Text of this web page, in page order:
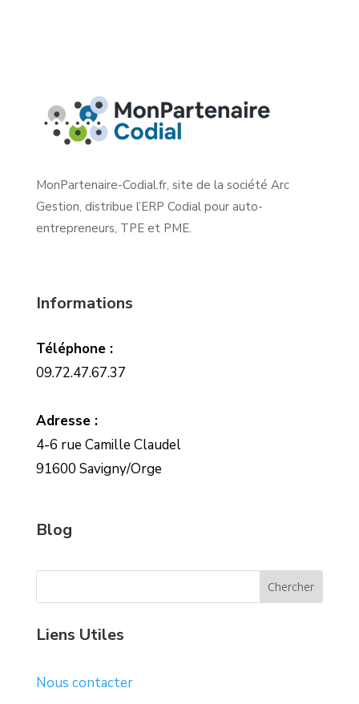
MonPartenaire-Codial.fr, site de la société Arc
Gestion, distribue l’ERP Codial pour auto-
entrepreneurs, TPE et PME.
Informations
Téléphone :
09.72.47.67.37
Adresse :
4-6 rue Camille Claudel
91600 Savigny/Orge
Blog
Liens Utiles
Nous contacter